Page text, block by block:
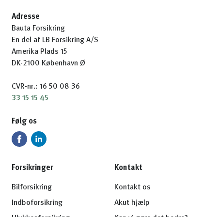
Adresse
Bauta Forsikring
En del af LB Forsikring A/S
Amerika Plads 15
DK-2100 København Ø
CVR-nr.: 16 50 08 36
33 15 15 45
Følg os
Forsikringer
Bilforsikring
Indboforsikring
Kontakt
Kontakt os
Akut hjælp